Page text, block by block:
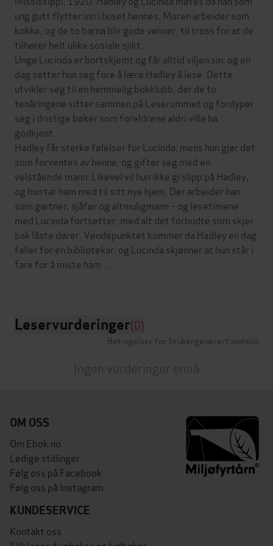
ung gutt flytter inn i huset hennes. Moren arbeider som
kokke, og de to barna blir gode venner, til tross for at de
tilhører helt ulike sosiale sjikt.
Unge Lucinda er bortskjemt og får alltid viljen sin, og en
dag setter hun seg fore å lære Hadley å lese. Dette
utvikler seg til en hemmelig bokklubb, der de to
tenåringene sitter sammen på Leserommet og fordyper
seg i dristige bøker som foreldrene aldri ville ha
godkjent.
Hadley får sterke følelser for Lucinda, mens hun gjør det
som forventes av henne, og gifter seg med en
velstående mann. Likevel vil hun ikke gi slipp på Hadley,
og hun tar ham med til sitt nye hjem. Der arbeider han
som gartner, sjåfør og altmuligmann – og lesetimene
med Lucinda fortsetter, med alt det forbudte som skjer
bak låste dører. Vendepunktet kommer da Hadley en dag
faller for en bibliotekar, og Lucinda skjønner at hun står i
fare for å miste ham ...
Leservurderinger(0)
Betingelser for brukergenerert innhold
Ingen vurderinger ennå
OM OSS
Om Ebok.no
Ledige stillinger
Følg oss på Facebook
Følg oss på Instagram
KUNDESERVICE
Kontakt oss